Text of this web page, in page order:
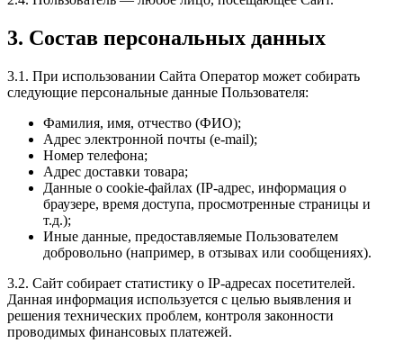
3. Состав персональных данных
3.1. При использовании Сайта Оператор может собирать
следующие персональные данные Пользователя:
Фамилия, имя, отчество (ФИО);
Адрес электронной почты (e-mail);
Номер телефона;
Адрес доставки товара;
Данные о cookie-файлах (IP-адрес, информация о
браузере, время доступа, просмотренные страницы и
т.д.);
Иные данные, предоставляемые Пользователем
добровольно (например, в отзывах или сообщениях).
3.2. Сайт собирает статистику о IP-адресах посетителей.
Данная информация используется с целью выявления и
решения технических проблем, контроля законности
проводимых финансовых платежей.